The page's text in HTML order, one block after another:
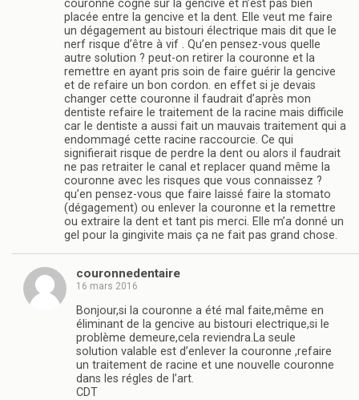
couronne cogne sur la gencive et n’est pas bien
placée entre la gencive et la dent. Elle veut me faire
un dégagement au bistouri électrique mais dit que le
nerf risque d’être à vif . Qu’en pensez-vous quelle
autre solution ? peut-on retirer la couronne et la
remettre en ayant pris soin de faire guérir la gencive
et de refaire un bon cordon. en effet si je devais
changer cette couronne il faudrait d’après mon
dentiste refaire le traitement de la racine mais difficile
car le dentiste a aussi fait un mauvais traitement qui a
endommagé cette racine raccourcie. Ce qui
signifierait risque de perdre la dent ou alors il faudrait
ne pas retraiter le canal et replacer quand même la
couronne avec les risques que vous connaissez ?
qu’en pensez-vous que faire laissé faire la stomato
(dégagement) ou enlever la couronne et la remettre
ou extraire la dent et tant pis merci. Elle m’a donné un
gel pour la gingivite mais ça ne fait pas grand chose.
couronnedentaire
16 mars 2016
Bonjour,si la couronne a été mal faite,même en
éliminant de la gencive au bistouri electrique,si le
problème demeure,cela reviendra.La seule
solution valable est d’enlever la couronne ,refaire
un traitement de racine et une nouvelle couronne
dans les régles de l’art.
CDT